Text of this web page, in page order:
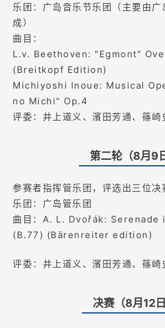
乐团：广岛音乐节乐团（主要由广
成）
曲目：
L.v. Beethoven: "Egmont"
(Breitkopf Edition)
Michiyoshi Inoue: Musical
no Michi" Op.4
评委：井上道义、濱田芳通、篠崎
第二轮（8月9
参赛者指挥管乐团，评选出三位决
乐团：广岛管乐团
曲目：A. L. Dvořák:
(B.77) (Bärenreiter edition)
评委：井上道义、濱田芳通、篠崎
决赛（8月12日